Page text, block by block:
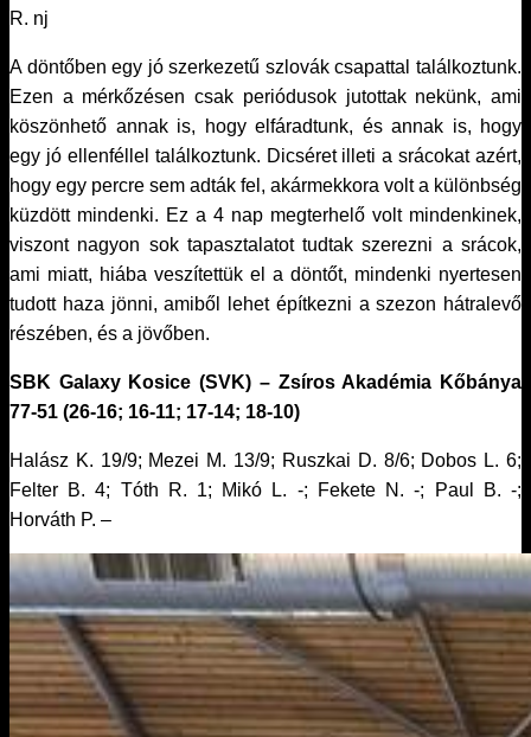
R. nj
A döntőben egy jó szerkezetű szlovák csapattal találkoztunk.
Ezen a mérkőzésen csak periódusok jutottak nekünk, ami
köszönhető annak is, hogy elfáradtunk, és annak is, hogy
egy jó ellenféllel találkoztunk. Dicséret illeti a srácokat azért,
hogy egy percre sem adták fel, akármekkora volt a különbség
küzdött mindenki. Ez a 4 nap megterhelő volt mindenkinek,
viszont nagyon sok tapasztalatot tudtak szerezni a srácok,
ami miatt, hiába veszítettük el a döntőt, mindenki nyertesen
tudott haza jönni, amiből lehet építkezni a szezon hátralevő
részében, és a jövőben.
SBK Galaxy Kosice (SVK) – Zsíros Akadémia Kőbánya
77-51 (26-16; 16-11; 17-14; 18-10)
Halász K. 19/9; Mezei M. 13/9; Ruszkai D. 8/6; Dobos L. 6;
Felter B. 4; Tóth R. 1; Mikó L. -; Fekete N. -; Paul B. -;
Horváth P. –